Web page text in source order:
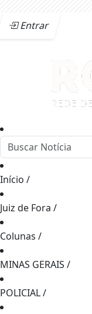
Entrar
Início /
Juiz de Fora /
Colunas /
MINAS GERAIS /
POLICIAL/